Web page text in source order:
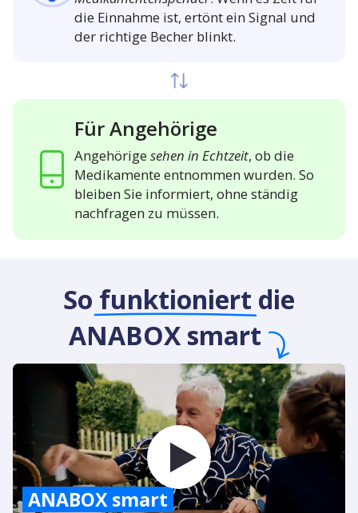
die Einnahme ist, ertönt ein Signal und
der richtige Becher blinkt.
Für Angehörige
Angehörige sehen in Echtzeit, ob die
Medikamente entnommen wurden. So
bleiben Sie informiert, ohne ständig
nachfragen zu müssen.
So funktioniert die
ANABOX smart
ANABOX smart